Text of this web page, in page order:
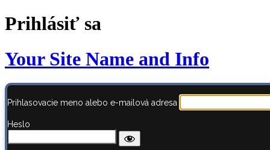
Prihlásiť sa
Your Site Name and Info
Prihlasovacie meno alebo e-mailová adresa
Heslo